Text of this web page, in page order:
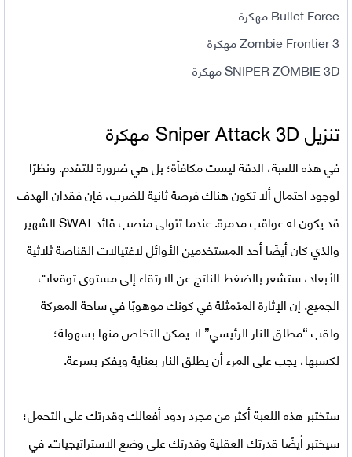
Bullet Force مهكرة
Zombie Frontier 3 مهكرة
SNIPER ZOMBIE 3D مهكرة
تنزيلSniper Attack 3D مهكرة
في هذه اللعبة، الدقة ليست مكافأة؛ بل هي ضرورة للتقدم. ونظرًا
لوجود احتمال ألا تكون هناك فرصة ثانية للضرب، فإن فقدان الهدف
قد يكون له عواقب مدمرة. عندما تتولى منصب قائد SWAT الشهير
والذي كان أيضًا أحد المستخدمين الأوائل لاغتيالات القناصة ثلاثية
الأبعاد، ستشعر بالضغط الناتج عن الارتقاء إلى مستوى توقعات
الجميع. إن الإثارة المتمثلة في كونك موهوبًا في ساحة المعركة
ولقب “مطلق النار الرئيسي” لا يمكن التخلص منها بسهولة؛
لكسبها، يجب على المرء أن يطلق النار بعناية ويفكر بسرعة.
ستختبر هذه اللعبة أكثر من مجرد ردود أفعالك وقدرتك على التحمل؛
سيختبر أيضًا قدرتك العقلية وقدرتك على وضع الاستراتيجيات. في